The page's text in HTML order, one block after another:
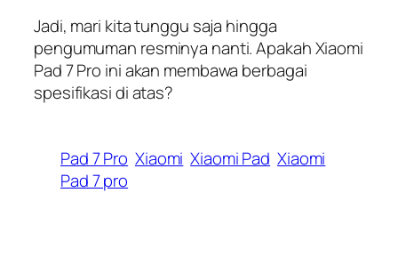
Jadi, mari kita tunggu saja hingga
pengumuman resminya nanti. Apakah Xiaomi
Pad 7 Pro ini akan membawa berbagai
spesifikasi di atas?
Pad 7 Pro Xiaomi Xiaomi Pad Xiaomi
Pad 7 pro